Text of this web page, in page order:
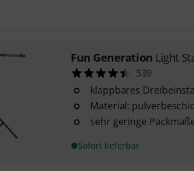
Fun Generation Light
539
klappbares
Material:
sehr geringe
Sofort lieferbar